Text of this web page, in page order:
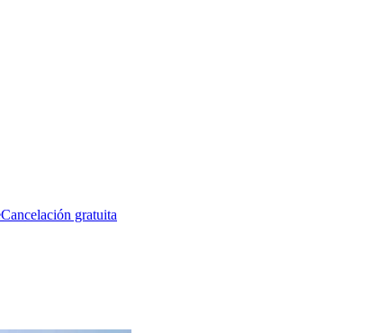
Cancelación gratuita